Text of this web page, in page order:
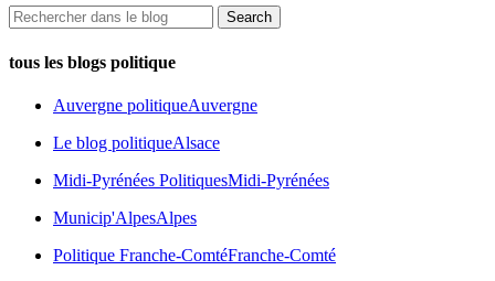
tous les blogs politique
Auvergne politiqueAuvergne
Le blog politiqueAlsace
Midi-Pyrénées PolitiquesMidi-Pyrénées
Municip'AlpesAlpes
Politique Franche-ComtéFranche-Comté